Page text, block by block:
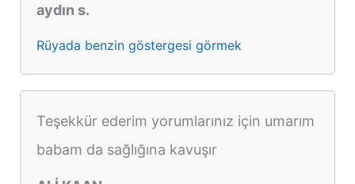
aydın s.
Rüyada benzin göstergesi görmek
Teşekkür ederim yorumlarınız için umarım
babam da sağlığına kavuşır